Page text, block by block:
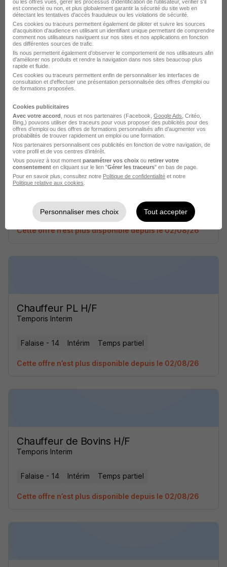
Chauffeur de Bovins H/F
Temporis Interim
Falaise - 14 Intérim Temps partiel
Chauffeur PL H/F
Temporis Interim
Falaise - 14 Intérim Temps partiel
Cette offre n’est plus disponible depuis le 02/08/26
Chauffeur PL H/F
Temporis Interim
Falaise - 14 Intérim Temps partiel
Cette offre n’est plus disponible depuis le 02/08/26
Chauffeur de Bovins H/F
Temporis Interim
Falaise - 14 Intérim Temps partiel
Cette offre n’est plus disponible depuis le 02/08/26
ou les offres vues, gérer les processus d'identification de l'utilisateur, vérifier s'il
est connecté ou non, et plus globalement garantir la sécurité du site web en
détectant les tentatives d'accès frauduleux ou les violations de sécurité.
Ces cookies ou traceurs permettent également de piloter et suivre les sources
d'acquisition d'audience en utilisant un identifiant unique permettant de comprendre
comment nos utilisateurs naviguent sur nos sites et nos applications en fonction
des différentes sources de trafic.
Ils nous permettent également d’observer le comportement de nos utilisateurs afin
d'améliorer nos produits et rendre la navigation dans nos sites beaucoup plus
rapide et fluide.
Ces cookies ou traceurs permettent enfin de personnaliser les interfaces de
consultation et d'effectuer une présentation personnalisée des offres d'emploi ou
de formations proposées.
Cookies publicitaires
Avec votre accord , nous et nos partenaires (Facebook, Google Ads , Critéo,
Bing,) pouvons utiliser des traceurs pour vous proposer des publicités pour des
offres d’emploi ou des offres de formations personnalisés afin d’augmenter vos
probabilités de trouver rapidement un emploi ou une formation.
Nos partenaires personnalisent ces publicités en fonction de votre navigation, de
votre profil et de vos centres d’intérêt.
Vous pouvez à tout moment paramétrer vos choix ou retirer votre
consentement en cliquant sur le lien "Gérer les traceurs" en bas de page.
Pour en savoir plus, consultez notre Politique de confidentialité et notre
Politique relative aux cookies
Personnaliser mes choix Tout accepter